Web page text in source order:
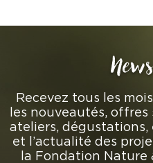
Recevez tous les
les nouveautés, offres
ateliers, dégustations,
et l’actualité des
la Fondation Nature